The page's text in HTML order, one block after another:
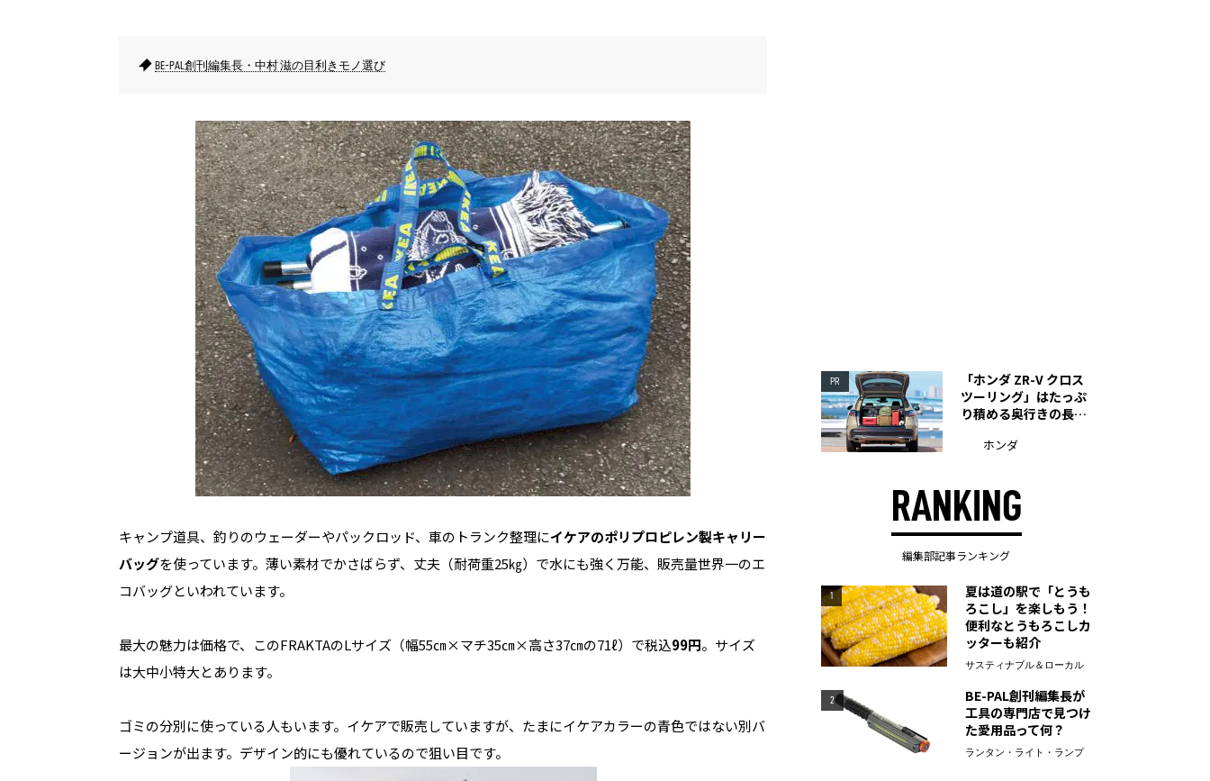
BE-PAL創刊編集長・中村 滋の目利きモノ選び
キャンプ道具、釣りのウェーダーやパックロッド、車のトランク整理にイケアのポリプロピレン製キャリー
バッグを使っています。薄い素材でかさばらず、丈夫（耐荷重25㎏）で水にも強く万能、販売量世界一のエ
コバッグといわれています。
最大の魅力は価格で、このFRAKTAのLサイズ（幅55㎝×マチ35㎝×高さ37㎝の71ℓ）で税込99円。サイズ
は大中小特大とあります。
ゴミの分別に使っている人もいます。イケアで販売していますが、たまにイケアカラーの青色ではない別バ
ージョンが出ます。デザイン的にも優れているので狙い目です。
PR
「ホンダ ZR-V クロス
ツーリング」はたっぷ
り積める奥行きの長い
ホンダ
RANKING
編集部記事ランキング
1
夏は道の駅で「とうも
ろこし」を楽しもう！
便利なとうもろこしカ
ッターも紹介
サスティナブル＆ローカル
2
BE-PAL創刊編集長が
工具の専門店で見つけ
た愛用品って何？
ランタン・ライト・ランプ